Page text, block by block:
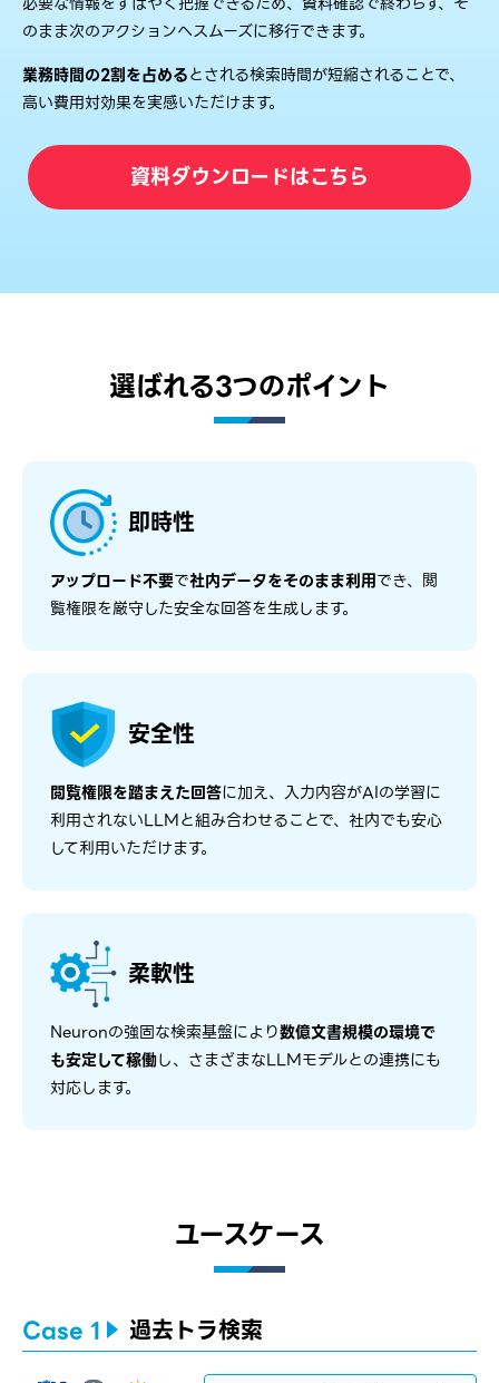
のまま次のアクションへスムーズに移行できます。
業務時間の2割を占めるとされる検索時間が短縮されることで、
高い費用対効果を実感いただけます。
資料ダウンロードはこちら
選ばれる3つのポイント
即時性
アップロード不要で社内データをそのまま利用でき、閲
覧権限を厳守した安全な回答を生成します。
安全性
閲覧権限を踏まえた回答に加え、入力内容がAIの学習に
利用されないLLMと組み合わせることで、社内でも安心
して利用いただけます。
柔軟性
Neuronの強固な検索基盤により数億文書規模の環境で
も安定して稼働し、さまざまなLLMモデルとの連携にも
対応します。
ユースケース
Case 1 過去トラ検索